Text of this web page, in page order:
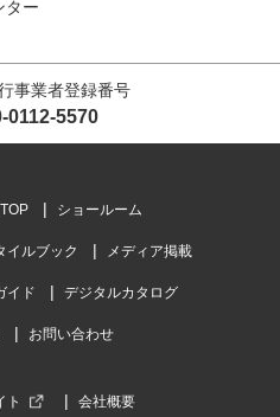
ター
事業者登録番号
0112-5570
ショールーム
イルブック メディア掲載
イド デジタルカタログ
お問い合わせ
ト 会社概要